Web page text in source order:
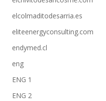
elcolmaditodesarria.es
eliteenergyconsulting.com
endymed.cl
eng
ENG 1
ENG 2